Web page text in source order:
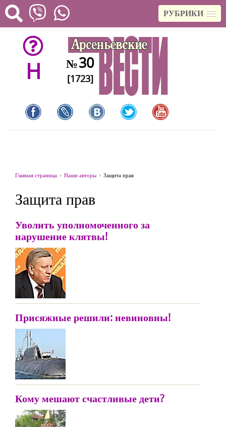
РУБРИКИ
H №30
[1723]
Главная страница Наши авторы Защита прав
Защита прав
Уволить уполномоченного за
нарушение клятвы!
Присяжные решили: невиновны!
Кому мешают счастливые дети?